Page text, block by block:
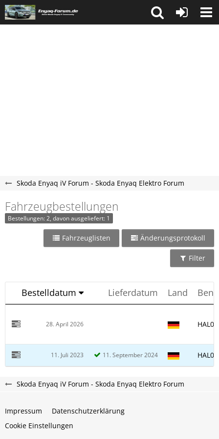
Skoda Enyaq iV Forum - Skoda Enyaq Elektro Forum
Fahrzeugbestellungen
Bestellungen: 2, davon ausgeliefert: 1
Fahrzeuglisten Änderungsprotokoll
Filter
Bestelldatum Lieferdatum Land
28. April 2026 HAL01
11. Juli 2023 11. September 2024 HAL01
Skoda Enyaq iV Forum - Skoda Enyaq Elektro Forum
Impressum
Datenschutzerklärung
Cookie Einstellungen